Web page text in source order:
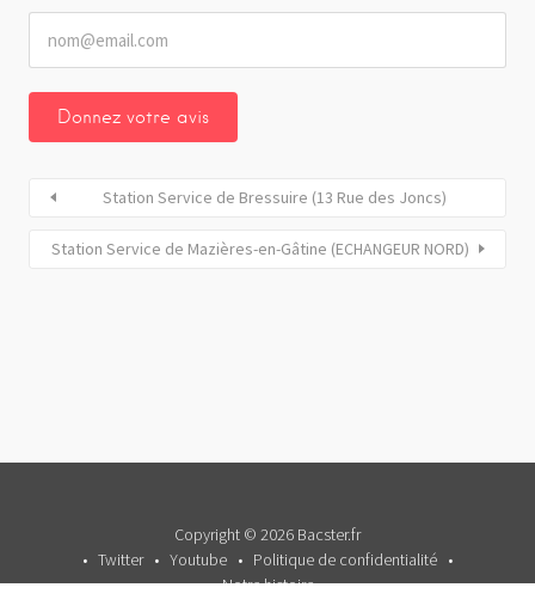
Station Service de Bressuire (13 Rue des Joncs)
Station Service de Mazières-en-Gâtine (ECHANGEUR NORD)
Copyright © 2026 Bacster.fr
Twitter
Youtube
Politique de confidentialité
Notre histoire